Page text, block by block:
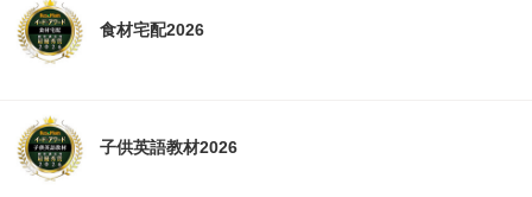
食材宅配2026
子供英語教材2026